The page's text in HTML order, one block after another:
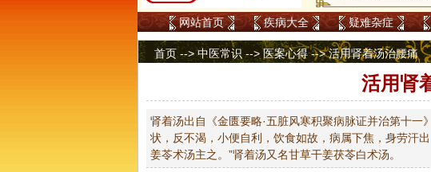
网站首页 疾病大全 疑难杂症
首页 -->中医常识 -->医案心得--> 活用肾着汤治腰痛
活用肾
肾着汤出自《金匮要略·五脏风寒积聚病脉证并治第十
状，反不渴，小便自利，饮食如故，病属下焦，身劳汗
姜苓术汤主之。”肾着汤又名甘草干姜茯苓白术汤。